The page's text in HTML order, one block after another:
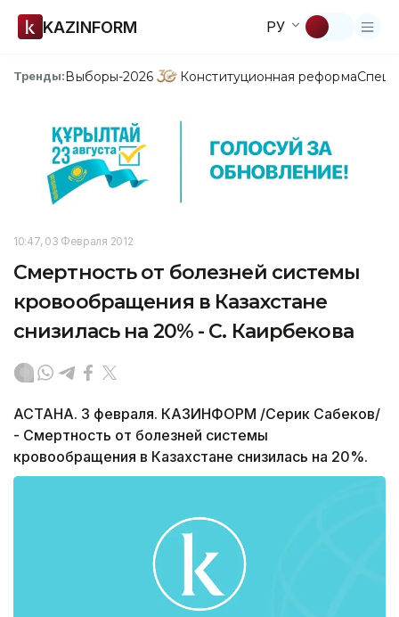
KAZINFORM РУ
Тренды:Выборы-2026 Конституционная реформа
10:47, 03 Февраля 2012
Смертность от болезней системы
кровообращения в Казахстане
снизилась на 20% - С. Каирбекова
АСТАНА. 3 февраля. КАЗИНФОРМ /Серик Сабеков/
- Смертность от болезней системы
кровообращения в Казахстане снизилась на 20%.